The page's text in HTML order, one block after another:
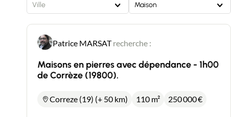
Ville Maison
Patrice MARSATrecherche :
Maisons en pierres avec dépendance - 1h00
de Corrèze (19800).
Correze (19) (+ 50 km) 110 m² 250 000€